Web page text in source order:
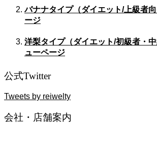
バナナタイプ（ダイエット/上級者
ージ
洋梨タイプ（ダイエット/初級者・
ューページ
公式Twitter
Tweets by reiwelty
会社・店舗案内